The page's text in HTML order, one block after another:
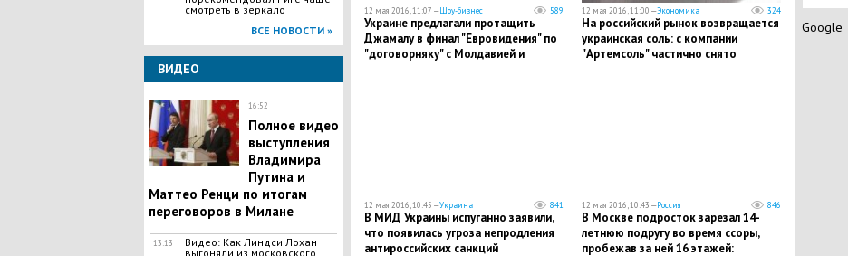
смотреть в зеркало
ВСЕ НОВОСТИ »
ВИДЕО
16:52
Полное видео
выступления
Владимира
Путина и
Маттео Ренци по итогам
переговоров в Милане
13:13
Видео: Как Линдси Лохан
выгоняли из московского
12 мая 2016, 11:07 —Шоу-бизнес 589
Украине предлагали протащить
Джамалу в финал "Евровидения" по
"договорняку" с Молдавией и
12 мая 2016, 11:00 —Экономика 324
На российский рынок возвращается
украинская соль: с компании
"Артемсоль" частично снято
12 мая 2016, 10:45 —Украина 841
В МИД Украины испуганно заявили,
что появилась угроза непродления
антироссийских санкций
12 мая 2016, 10:43 —Россия 846
В Москве подросток зарезал 14-
летнюю подругу во время ссоры,
пробежав за ней 16 этажей:
Google